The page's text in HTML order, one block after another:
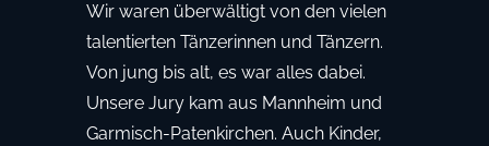
Wir waren überwältigt von den vielen
talentierten Tänzerinnen und Tänzern.
Von jung bis alt, es war alles dabei.
Unsere Jury kam aus Mannheim und
Garmisch-Patenkirchen. Auch Kinder,